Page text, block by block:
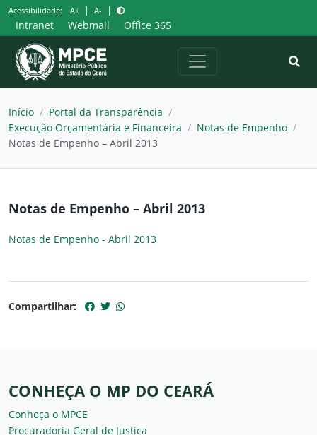
Pular
para
o
conteúdo
Acessibilidade: A+ | A- |
Intranet Webmail Office 365
Início / Portal da Transparência /
Execução Orçamentária e Financeira / Notas de Empenho /
Notas de Empenho – Abril 2013
Notas de Empenho – Abril 2013
Notas de Empenho - Abril 2013
Compartilhar:
CONHEÇA O MP DO CEARÁ
Conheça o MPCE
Procuradoria Geral de Justiça